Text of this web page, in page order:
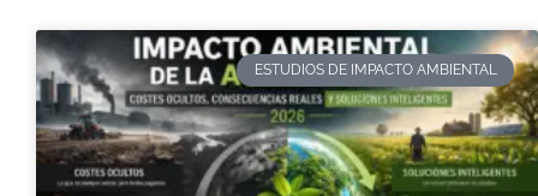
ESTUDIOS DE IMPACTO AMBIENTAL